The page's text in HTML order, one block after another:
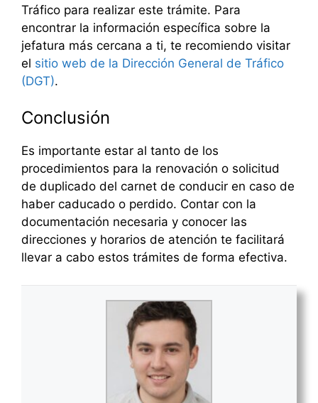
Tráfico para realizar este trámite. Para
encontrar la información específica sobre la
jefatura más cercana a ti, te recomiendo visitar
el sitio web de la Dirección General de Tráfico
(DGT).
Conclusión
Es importante estar al tanto de los
procedimientos para la renovación o solicitud
de duplicado del carnet de conducir en caso de
haber caducado o perdido. Contar con la
documentación necesaria y conocer las
direcciones y horarios de atención te facilitará
llevar a cabo estos trámites de forma efectiva.